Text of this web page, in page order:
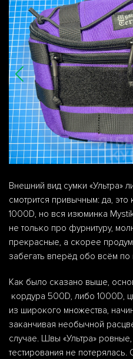
Внешний вид сумки «Ультра»
смотрится привычным: да,
1000D, но вся изюминка
не только про фурнитуру,
прекрасные, а скорее
забегать вперёд обо всём по
Как было сказано выше,
кордура 500D, либо 1000D,
из широкого множества,
заканчивая необычной
случае. Швы «Ультра»
тестирования не потерялась.